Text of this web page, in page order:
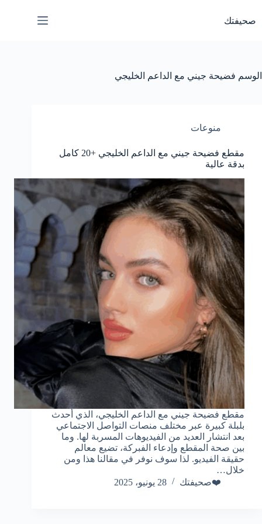
المحتوى
صحيفتك
الوسم فضيحة جيني مع الداعم الخليجي
منوعات
مقطع فضيحة جيني مع الداعم الخليجي +20 كامل
بدقة عالية
مقطع فضيحة جيني مع الداعم الخليجي، الذي أحدث
بلبلة كبيرة عبر مختلف منصات التواصل الاجتماعي
بعد انتشار العديد من الفيديوهات المسربة لها. وما
بين صحة المقطع وإدعاء الفبركة، تضيع معالم
حقيقة الفيديو. لذا سوف نوفر في مقالنا هذا ومن
خلال…
❤️صحيفتك
28 يونيو، 2025